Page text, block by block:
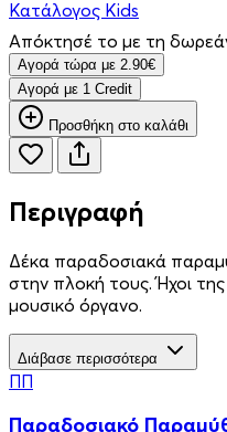
Κατάλογος Kids
Απόκτησέ το με τη
Aγορά τώρα με 2.90€
Aγορά με 1 Credit
Προσθήκη στο καλάθι
Περιγραφή
Δέκα παραδοσιακά
στην πλοκή τους. Ήχοι
μουσικό όργανο.
Διάβασε περισσότερα
ΠΠ
Παραδοσιακό